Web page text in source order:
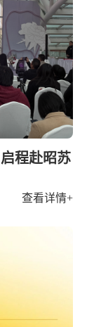
程赴昭苏
查看详情+